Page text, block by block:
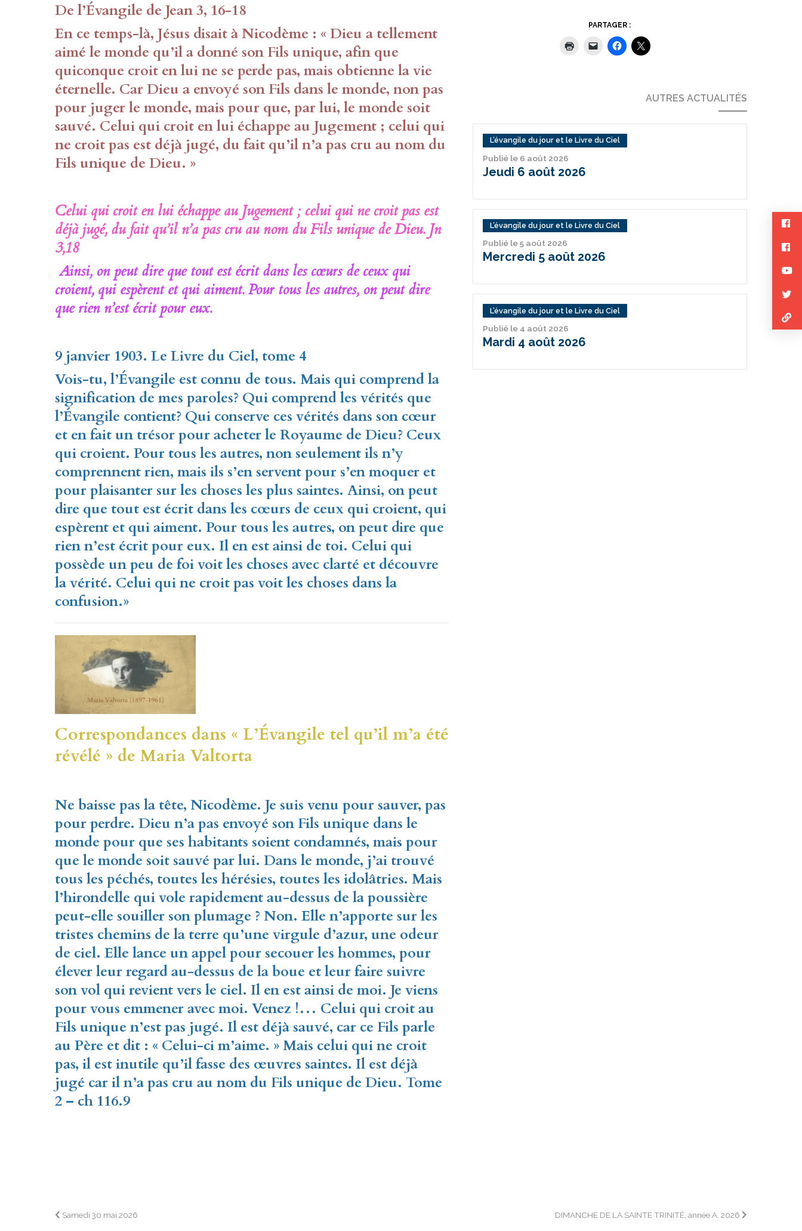
De l’Évangile de Jean 3, 16-18
En ce temps-là, Jésus disait à Nicodème : « Dieu a tellement
aimé le monde qu’il a donné son Fils unique, afin que
quiconque croit en lui ne se perde pas, mais obtienne la vie
éternelle. Car Dieu a envoyé son Fils dans le monde, non pas
pour juger le monde, mais pour que, par lui, le monde soit
sauvé. Celui qui croit en lui échappe au Jugement ; celui qui
ne croit pas est déjà jugé, du fait qu’il n’a pas cru au nom du
Fils unique de Dieu. »
Celui qui croit en lui échappe au Jugement ; celui qui ne croit pas est
déjà jugé, du fait qu’il n’a pas cru au nom du Fils unique de Dieu. Jn
3,18
Ainsi, on peut dire que tout est écrit dans les cœurs de ceux qui
croient, qui espèrent et qui aiment. Pour tous les autres, on peut dire
que rien n’est écrit pour eux.
9 janvier 1903. Le Livre du Ciel, tome 4
Vois-tu, l’Évangile est connu de tous. Mais qui comprend la
signification de mes paroles? Qui comprend les vérités que
l’Évangile contient? Qui conserve ces vérités dans son cœur
et en fait un trésor pour acheter le Royaume de Dieu? Ceux
qui croient. Pour tous les autres, non seulement ils n’y
comprennent rien, mais ils s’en servent pour s’en moquer et
pour plaisanter sur les choses les plus saintes. Ainsi, on peut
dire que tout est écrit dans les cœurs de ceux qui croient, qui
espèrent et qui aiment. Pour tous les autres, on peut dire que
rien n’est écrit pour eux. Il en est ainsi de toi. Celui qui
possède unpeu de foi voit les choses avec clarté et découvre
la vérité. Celui qui ne croit pas voit les choses dans la
confusion.»
Correspondances dans « L’Évangile tel qu’il m’a été
révélé » de Maria Valtorta
Ne baisse pas la tête, Nicodème. Je suis venu pour sauver, pas
pour perdre. Dieu n’a pas envoyé son Fils unique dans le
monde pour que ses habitants soient condamnés, mais pour
que le monde soit sauvé par lui. Dans le monde, j’ai trouvé
tous les péchés, toutes les hérésies, toutes les idolâtries. Mais
l’hirondelle qui vole rapidement au-dessus de la poussière
peut-elle souiller son plumage ? Non. Elle n’apporte sur les
tristes chemins de la terre qu’une virgule d’azur, une odeur
de ciel. Elle lance un appel pour secouer les hommes, pour
élever leur regard au-dessus de la boue et leur faire suivre
son vol qui revient vers le ciel. Il en est ainsi de moi. Je viens
pour vous emmener avec moi. Venez !… Celui qui croit au
Fils unique n’est pas jugé. Il est déjà sauvé, car ce Fils parle
au Père et dit : « Celui-ci m’aime. » Mais celui qui ne croit
pas, il est inutile qu’il fasse des œuvres saintes. Il est déjà
jugé car il n’a pas cru au nom du Fils unique de Dieu. Tome
2 – ch 116.9
PARTAGER :
AUTRES ACTUALITÉS
L’évangile du jour et le Livre du Ciel
Publié le 6 août 2026
Jeudi 6 août 2026
L’évangile du jour et le Livre du Ciel
Publié le 5 août 2026
Mercredi 5 août 2026
L’évangile du jour et le Livre du Ciel
Publié le 4 août 2026
Mardi 4 août 2026
Navigation
Samedi 30 mai 2026 DIMANCHE DE LA SAINTE TRINITÉ, année A. 2026